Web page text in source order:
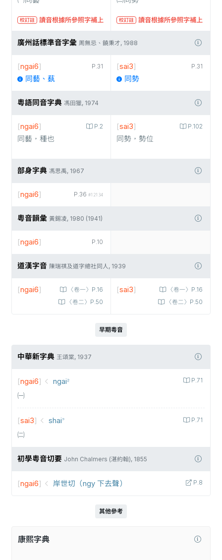
校訂註 讀音根據所參照字補上 校訂註 讀音根據所參照字補上
廣州話標準音字彙 周無忌、饒秉才, 1988
P.31
[ngai6]
同藝、蓺
P.31
[sai3]
同勢
粵語同音字典 馮田獵, 1974
P.2
[ngai6]
同藝，種也
P.102
[sai3]
同勢，勢位
部身字典 馮思禹, 1967
P.36 #12134
[ngai6]
粵音韻彙 黃錫凌, 1980 (1941)
P.10
[ngai6]
道漢字音 陳瑞祺及道字總社同人, 1939
〈卷一〉P.16
〈卷二〉P.50
[ngai6]
〈卷一〉P.16
〈卷二〉P.50
[sai3]
早期粵音
中華新字典 王頌棠, 1937
P.71
[ngai6] ngai꜅
㈠
P.71
[sai3] shai꜄
㈡
初學粵音切要 John Chalmers (湛約翰), 1855
P.8
[ngai6] 岸世切（ngy 下去聲）
其他參考
康熙字典